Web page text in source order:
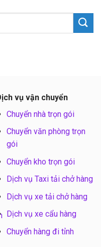
vụ vận chuyển
Chuyển nhà trọn gói
Chuyển văn phòng trọn
gói
Chuyển kho trọn gói
Dịch vụ Taxi tải chở hàng
Dịch vụ xe tải chở hàng
Dịch vụ xe cẩu hàng
Chuyển hàng đi tỉnh